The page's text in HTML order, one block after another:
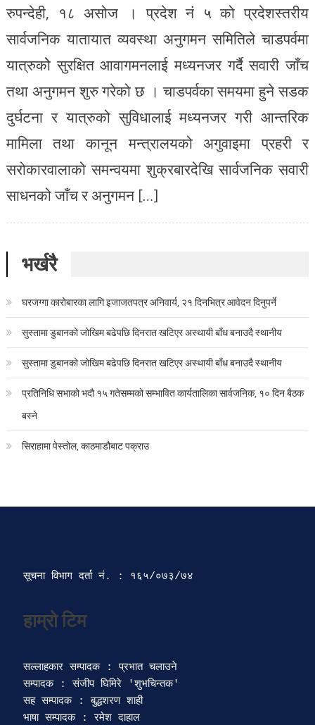
रुपन्देही, १८ असोज । प्रदेश नं ५ को प्रदेशस्तरीय
सार्वजनिक यातायात व्यवस्था अनुगमन समितिले चाडपर्वमा
यात्रुकोे सुरक्षित आवागमनलाई मध्यनजर गर्दै सवारी जाँच
तथा अनुगमन शुरु गरेको छ । चाडपर्वका समयमा हुने सडक
दुर्घटना र यात्रुको सुविधालाई मध्यनजर गरी आन्तरिक
मामिला तथा कानून मन्त्रालयको अगुवाइमा प्रहरी र
सरोकारवालाको समन्वयमा शुक्रबारदेखि सार्वजनिक सवारी
साधनको जाँच र अनुगमन […]
भर्खरै
घरजग्गा कारोबारका लागि इजाजतपत्र अनिवार्य, २१ दिनभित्र आवेदन दिनुपर्ने
सुस्तामा डुबानको जोखिम बढेपछि दिनरात खटिएर अस्थायी बाँध बनाउदै स्थानीय
सुस्तामा डुबानको जोखिम बढेपछि दिनरात खटिएर अस्थायी बाँध बनाउदै स्थानीय
प्रतिनिधि सभाको भदौ १५ गतेसम्मको सम्भावित कार्यतालिका सार्वजनिक, १० दिन बैठक
बस्ने
सिराहामा पेस्तोल, काठमाडौबाट पक्राउ
सूचना विभाग दर्ता‍ नं. : १६५/०७३/७४
हाम्रो टिम
सल्लाहकार सम्पादक : प्रभात चलाउने
सम्पादक : संजीप घिमिरे 'शुभचिन्तक'
सह सम्पादक : बुद्धशरण शाही
भाषा सम्पादक : रमेश दाहाल